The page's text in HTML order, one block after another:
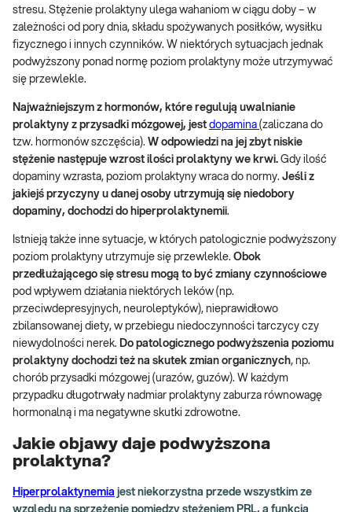
stresu. Stężenie prolaktyny ulega wahaniom w ciągu doby – w
zależności od pory dnia, składu spożywanych posiłków, wysiłku
fizycznego i innych czynników. W niektórych sytuacjach jednak
podwyższony ponad normę poziom prolaktyny może utrzymywać
się przewlekle.
Najważniejszym z hormonów, które regulują uwalnianie
prolaktyny z przysadki mózgowej, jest dopamina (zaliczana do
tzw. hormonów szczęścia). W odpowiedzi na jej zbyt niskie
stężenie następuje wzrost ilości prolaktyny we krwi. Gdy ilość
dopaminy wzrasta, poziom prolaktyny wraca do normy. Jeśli z
jakiejś przyczyny u danej osoby utrzymują się niedobory
dopaminy, dochodzi do hiperprolaktynemii.
Istnieją także inne sytuacje, w których patologicznie podwyższony
poziom prolaktyny utrzymuje się przewlekle. Obok
przedłużającego się stresu mogą to być zmiany czynnościowe
pod wpływem działania niektórych leków (np.
przeciwdepresyjnych, neuroleptyków), nieprawidłowo
zbilansowanej diety, w przebiegu niedoczynności tarczycy czy
niewydolności nerek. Do patologicznego podwyższenia poziomu
prolaktyny dochodzi też na skutek zmian organicznych, np.
chorób przysadki mózgowej (urazów, guzów). W każdym
przypadku długotrwały nadmiar prolaktyny zaburza równowagę
hormonalną i ma negatywne skutki zdrowotne.
Jakie objawy daje podwyższona
prolaktyna?
Hiperprolaktynemia jest niekorzystna przede wszystkim ze
względu na sprzężenie pomiędzy stężeniem PRL, a funkcją